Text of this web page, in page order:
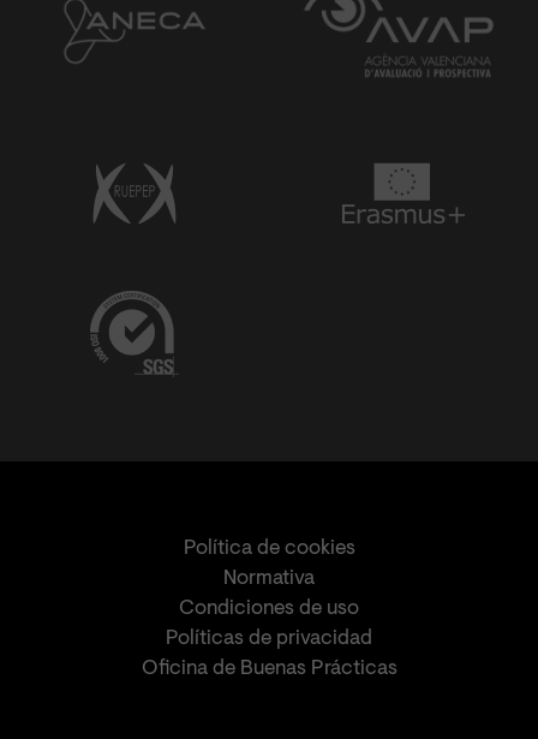
Política de cookies
Normativa
Condiciones de uso
Políticas de privacidad
Oficina de Buenas Prácticas